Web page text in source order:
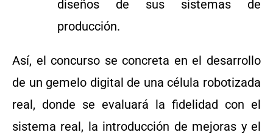
diseños de sus sistemas de
producción.
Así, el concurso se concreta en el desarrollo
de un gemelo digital de una célula robotizada
real, donde se evaluará la fidelidad con el
sistema real, la introducción de mejoras y el